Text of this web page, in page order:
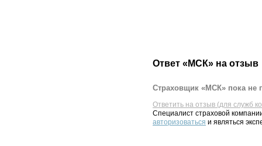
Ответ «МСК» на отзыв
Страховщик «МСК» пока не
Ответить на отзыв (для служб
Специалист страховой
авторизоваться и являться